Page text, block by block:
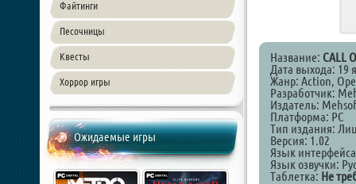
Файтинги
Песочницы
Квесты
Хоррор игры
Ожидаемые игры
Название: CALL
Дата выхода: 19
Жанр: Action,
Разработчик:
Издатель:
Платформа: PC
Тип издания:
Версия: 1.02
Язык
Язык озвучки:
Таблетка: Не